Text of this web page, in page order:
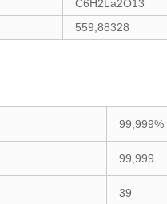
C6H2La2O13
559,88328
99,999%
99,999
39